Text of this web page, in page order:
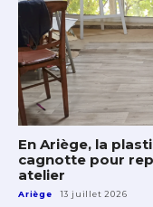
En Ariège, la
cagnotte pour
atelier
Ariège 13 juillet 2026